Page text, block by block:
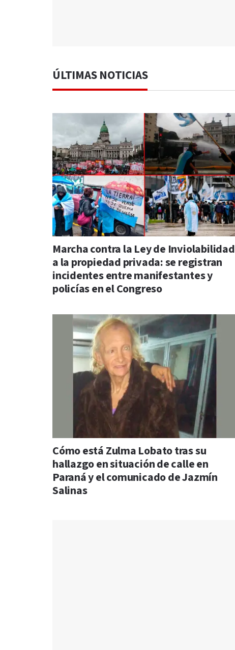
ÚLTIMAS NOTICIAS
Marcha contra la Ley de Inviolabilidad
a la propiedad privada: se registran
incidentes entre manifestantes y
policías en el Congreso
Cómo está Zulma Lobato tras su
hallazgo en situación de calle en
Paraná y el comunicado de Jazmín
Salinas